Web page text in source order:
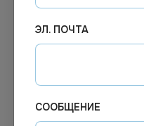
ЭЛ. ПОЧТА
СООБЩЕНИЕ